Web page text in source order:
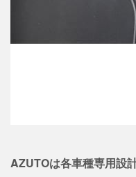
AZUTOは各車種専用設